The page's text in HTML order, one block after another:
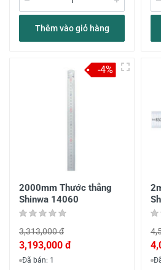
Thêm vào giỏ hàng
2000mm Thước thẳng
Shinwa 14060
3,313,000 đ
3,193,000 đ
Đã bán: 1
-4%